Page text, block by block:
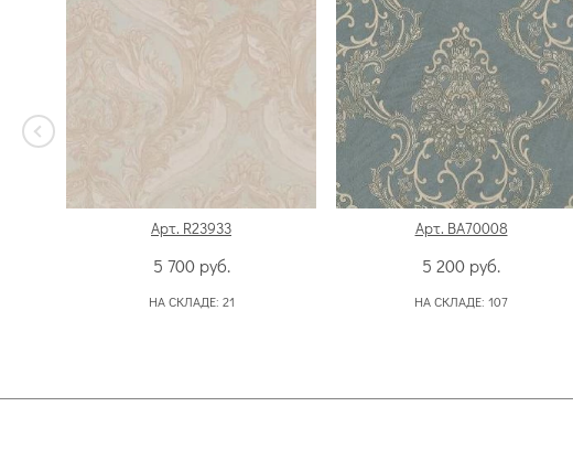
Арт. R23933
5 700 руб.
НА СКЛАДЕ: 21
Арт. BA70008
5 200 руб.
НА СКЛАДЕ: 107